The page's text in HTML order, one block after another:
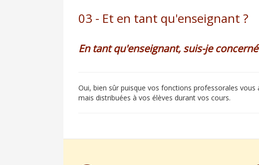
03 - Et en tant qu'enseignant ?
En tant qu'enseignant, suis-je
Oui, bien sûr puisque vos fonctions professorales
mais distribuées à vos élèves durant vos cours.